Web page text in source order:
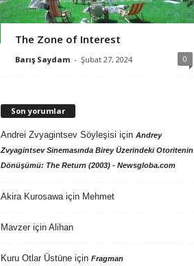
The Zone of Interest
Barış Saydam - Şubat 27, 2024 0
Son yorumlar
Andrei Zvyagintsev Söyleşisi için Andrey
Zvyagintsev Sinemasında Birey Üzerindeki Otoritenin
Dönüşümü: The Return (2003) - Newsgloba.com
Akira Kurosawaiçin Mehmet
Mavzeriçin Alihan
Kuru Otlar Üstüneiçin Fragman